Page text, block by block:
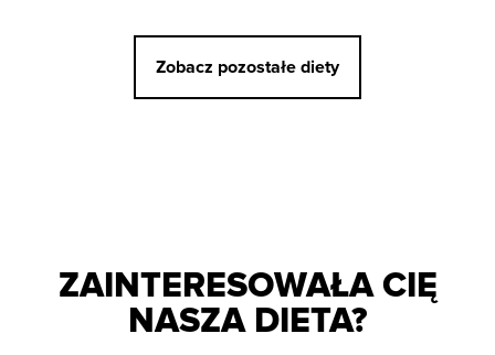
Zobacz pozostałe diety
ZAINTERESOWAŁA CIĘ
NASZA DIETA?